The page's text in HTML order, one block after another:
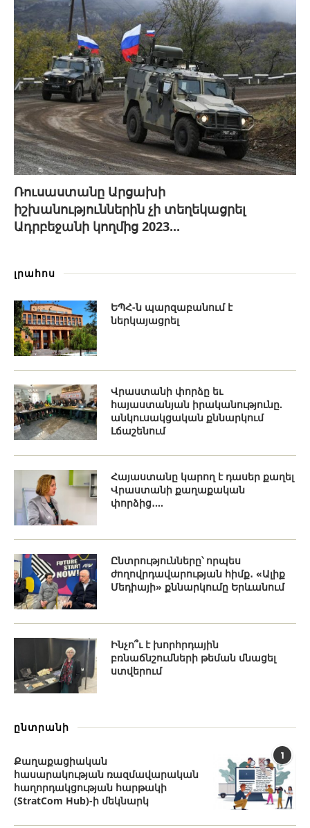
Ռուսաստանը Արցախի
իշխանություններին չի տեղեկացրել
Ադրբեջանի կողմից 2023...
լրահոս
ԵՊՀ-ն պարզաբանում է
ներկայացրել
Վրաստանի փորձը եւ
հայաստանյան իրականությունը.
անկուսակցական քննարկում
Լճաշենում
Հայաստանը կարող է դասեր քաղել
Վրաստանի քաղաքական
փորձից․...
Ընտրությունները՝ որպես
ժողովրդավարության հիմք․ «Ալիք
Մեդիայի» քննարկումը Երևանում
Ինչո՞ւ է խորհրդային
բռնաճնշումների թեման մնացել
ստվերում
ընտրանի
1
Քաղաքացիական
հասարակության ռազմավարական
հաղորդակցության հարթակի
(StratCom Hub)-ի մեկնարկ